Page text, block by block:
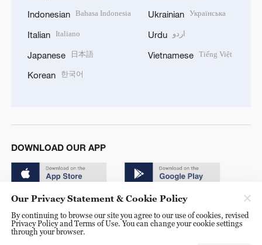
Indonesian Bahasa Indonesia
Italian Italiano
Japanese 日本語
Korean 한국어
Ukrainian Українська
Urdu اردو
Vietnamese Tiếng Việt
DOWNLOAD OUR APP
© China Radio International.CRI. All Rights Reserved. 16A
Our Privacy Statement & Cookie Policy
By continuing to browse our site you agree to our use of cookies, revised
Privacy Policy and Terms of Use. You can change your cookie settings
through your browser.